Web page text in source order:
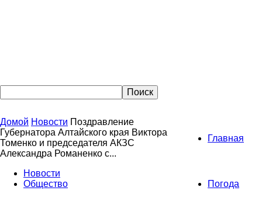
Главная
Погода
Домой Новости Поздравление
Губернатора Алтайского края Виктора
Томенко и председателя АКЗС
Александра Романенко с...
Новости
Общество